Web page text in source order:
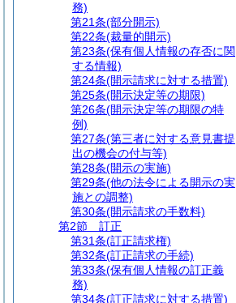
務)
第21条(部分開示)
第22条(裁量的開示)
第23条(保有個人情報の存否に関
する情報)
第24条(開示請求に対する措置)
第25条(開示決定等の期限)
第26条(開示決定等の期限の特
例)
第27条(第三者に対する意見書提
出の機会の付与等)
第28条(開示の実施)
第29条(他の法令による開示の実
施との調整)
第30条(開示請求の手数料)
第2節
訂正
第31条(訂正請求権)
第32条(訂正請求の手続)
第33条(保有個人情報の訂正義
務)
第34条(訂正請求に対する措置)